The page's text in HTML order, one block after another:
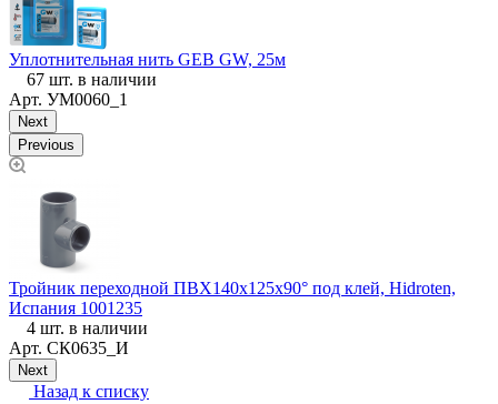
Уплотнительная нить GEB GW, 25м
67 шт. в наличии
Арт. УМ0060_1
Next
Previous
Тройник переходной ПВХ140х125х90° под клей, Hidroten,
Испания 1001235
4 шт. в наличии
Арт. СК0635_И
Next
Назад к списку